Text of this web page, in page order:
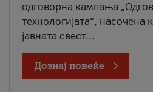
одговорна кампања
технологијата“, насочена
јавната свест...
Дознај повеќе